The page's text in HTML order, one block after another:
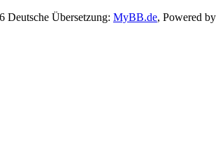
Deutsche Übersetzung: MyBB.de, Powered by